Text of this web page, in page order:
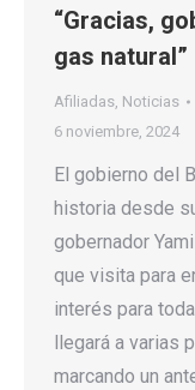
“Gracias,
gas natural”
Afiliadas, Noticias
6 noviembre, 2024
El gobierno del
historia desde
gobernador
que visita para
interés para
llegará a varias
marcando un